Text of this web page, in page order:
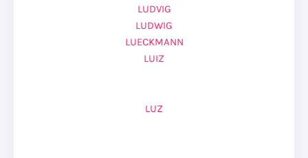
LUDVIG
LUDWIG
LUECKMANN
LUIZ
LUZ